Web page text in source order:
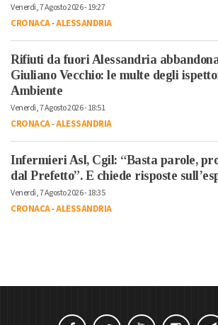
Venerdì, 7 Agosto 2026 - 19:27
CRONACA-ALESSANDRIA
Rifiuti da fuori Alessandria
Giuliano Vecchio: le multe degli
Ambiente
Venerdì, 7 Agosto 2026 - 18:51
CRONACA-ALESSANDRIA
Infermieri Asl, Cgil: “Basta parole,
dal Prefetto”. E chiede risposte
Venerdì, 7 Agosto 2026 - 18:35
CRONACA-ALESSANDRIA